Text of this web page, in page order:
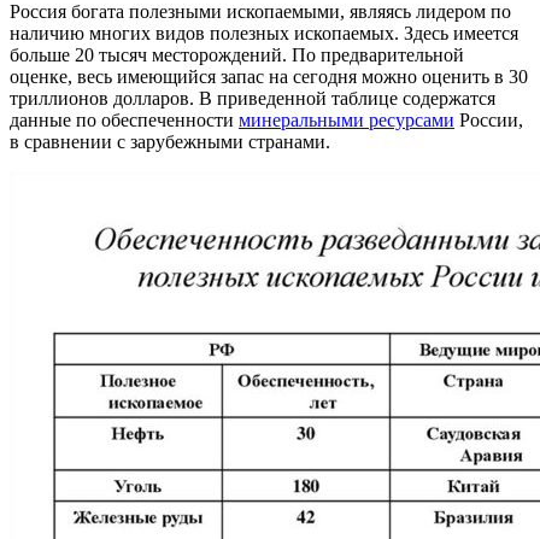
Россия богата полезными ископаемыми, являясь лидером по
наличию многих видов полезных ископаемых. Здесь имеется
больше 20 тысяч месторождений. По предварительной
оценке, весь имеющийся запас на сегодня можно оценить в 30
триллионов долларов. В приведенной таблице содержатся
данные по обеспеченности минеральными ресурсами России,
в сравнении с зарубежными странами.